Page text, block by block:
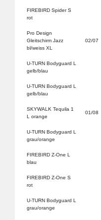
FIREBIRD Spider S
rot
Pro Design
Gleitschirm Jazz
bl/weiss XL
02/07
U-TURN Bodyguard L
gelb/blau
U-TURN Bodyguard L
gelb/blau
SKYWALK Tequila 1
L orange
01/08
U-TURN Bodyguard L
grau/orange
FIREBIRD Z-One L
blau
FIREBIRD Z-One S
rot
U-TURN Bodyguard L
grau/orange